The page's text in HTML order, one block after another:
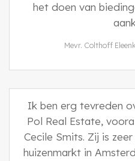
het doen van
Mevr. Colthoff
Ik ben erg tevreden
Pol Real Estate,
Cecile Smits. Zij is
huizenmarkt in